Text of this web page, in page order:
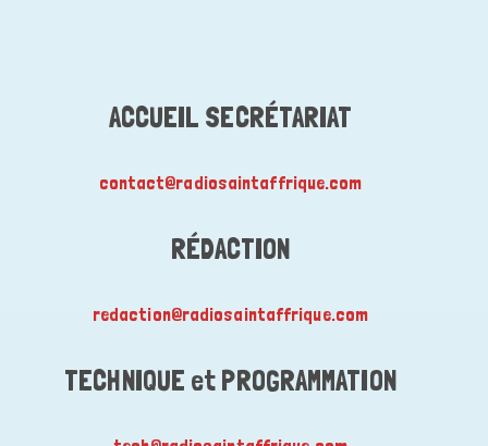
ACCUEIL SECRÉTARIAT
contact@radiosaintaffrique.com
RÉDACTION
redaction@radiosaintaffrique.com
TECHNIQUE et PROGRAMMATION